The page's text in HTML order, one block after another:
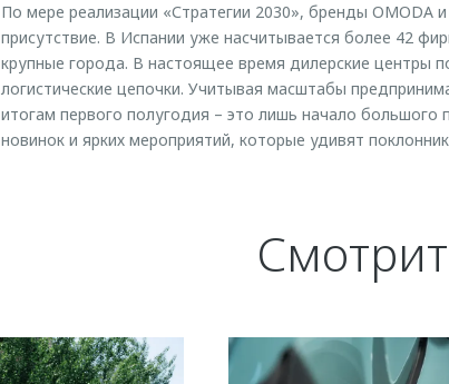
По мере реализации «Стратегии 2030», бренды OMODA
присутствие. В Испании уже насчитывается более 42
крупные города. В настоящее время дилерские центры
логистические цепочки. Учитывая масштабы
итогам первого полугодия – это лишь начало большого
новинок и ярких мероприятий, которые удивят